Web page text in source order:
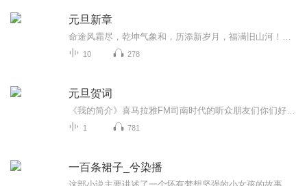
元旦新章
10 278
元旦贺词
1 781
一百条裙子_兮染播